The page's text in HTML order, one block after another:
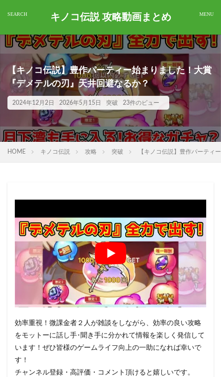
キノコ伝説 攻略動画まとめ
【キノコ伝説】豊作パーティー始まりました！大賞
『デメテルの刃』天井回避なるか？
2024年12月2日 2026年5月15日 突破 23件のビュー
HOME キノコ伝説 攻略 突破 【キノコ伝説】豊作パーティ
効率重視！微課金者２人が雑談をしながら、効率の良い攻略
をモットーに話し手･聞き手に分かれて情報を楽しく発信して
います！ぜひ皆様のゲームライフ向上の一助になれば幸いで
す！
チャンネル登録・高評価・コメント頂けると嬉しいです。